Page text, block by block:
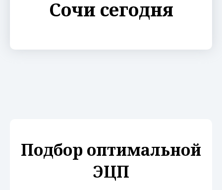
Сочи сегодня
Подбор оптимальной
ЭЦП